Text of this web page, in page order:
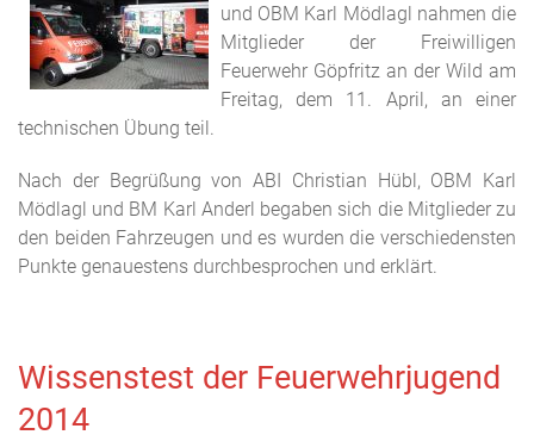
und OBM Karl Mödlagl nahmen die
Mitglieder der Freiwilligen
Feuerwehr Göpfritz an der Wild am
Freitag, dem 11. April, an einer
technischen Übung teil.
Nach der Begrüßung von ABI Christian Hübl, OBM Karl
Mödlagl und BM Karl Anderl begaben sich die Mitglieder zu
den beiden Fahrzeugen und es wurden die verschiedensten
Punkte genauestens durchbesprochen und erklärt.
Wissenstest der Feuerwehrjugend
2014